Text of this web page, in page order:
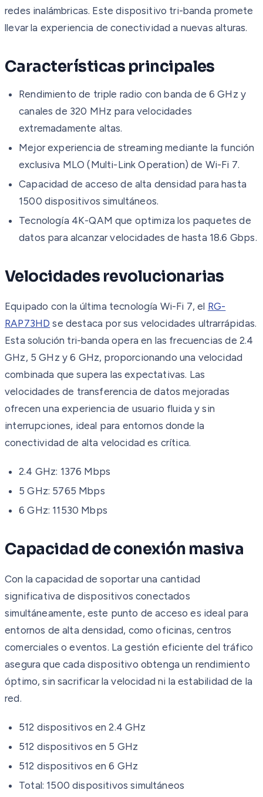
redes inalámbricas. Este dispositivo tri-banda promete
llevar la experiencia de conectividad a nuevas alturas.
Características principales
Rendimiento de triple radio con banda de 6 GHz y
canales de 320 MHz para velocidades
extremadamente altas.
Mejor experiencia de streaming mediante la función
exclusiva MLO (Multi-Link Operation) de Wi-Fi 7.
Capacidad de acceso de alta densidad para hasta
1500 dispositivos simultáneos.
Tecnología 4K-QAM que optimiza los paquetes de
datos para alcanzar velocidades de hasta 18.6 Gbps.
Velocidades revolucionarias
Equipado con la última tecnología Wi-Fi 7, el RG-
RAP73HD se destaca por sus velocidades ultrarrápidas.
Esta solución tri-banda opera en las frecuencias de 2.4
GHz, 5 GHz y 6 GHz, proporcionando una velocidad
combinada que supera las expectativas. Las
velocidades de transferencia de datos mejoradas
ofrecen una experiencia de usuario fluida y sin
interrupciones, ideal para entornos donde la
conectividad de alta velocidad es crítica.
2.4 GHz: 1376 Mbps
5 GHz: 5765 Mbps
6 GHz: 11530 Mbps
Capacidad de conexión masiva
Con la capacidad de soportar una cantidad
significativa de dispositivos conectados
simultáneamente, este punto de acceso es ideal para
entornos de alta densidad, como oficinas, centros
comerciales o eventos. La gestión eficiente del tráfico
asegura que cada dispositivo obtenga un rendimiento
óptimo, sin sacrificar la velocidad ni la estabilidad de la
red.
512 dispositivos en 2.4 GHz
512 dispositivos en 5 GHz
512 dispositivos en 6 GHz
Total: 1500 dispositivos simultáneos